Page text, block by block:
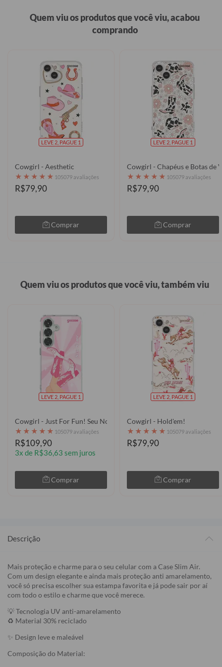
Quem viu os produtos que você viu, acabou
comprando
LEVE 2, PAGUE 1
Cowgirl - Aesthetic
★ ★ ★ ★ ★ 105079 avaliações
R$79,90
Comprar
LEVE 2, PAGUE 1
Cowgirl - Chapéus e Botas de
★ ★ ★ ★ ★ 105079 avaliações
R$79,90
Comprar
Quem viu os produtos que você viu, também viu
LEVE 2, PAGUE 1
Cowgirl - Just For Fun! Seu Nome
★ ★ ★ ★ ★ 105079 avaliações
R$109,90
3x de R$36,63 sem juros
Comprar
LEVE 2, PAGUE 1
Cowgirl - Hold'em!
★ ★ ★ ★ ★ 105079 avaliações
R$79,90
Comprar
Descrição
Mais proteção e charme para o seu celular com a Case Slim Air.
Com um design elegante e ainda mais proteção anti amarelamento,
você só precisa escolher sua estampa favorita e já pode sair por aí
com todo o estilo e charme que você merece.
💡 Tecnologia UV anti-amarelamento
♻️ Material 30% reciclado
✨ Design leve e maleável
Composição do Material: